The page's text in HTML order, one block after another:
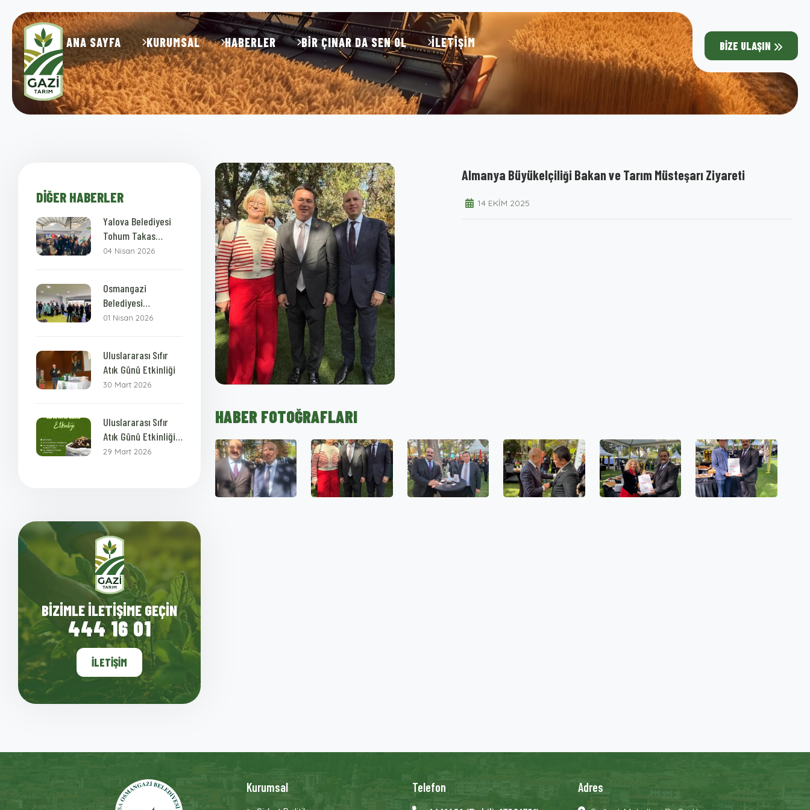
ANA SAYFA KURUMSAL HABERLER BIR ÇINAR DA SEN OL İLETIŞIM BIZE ULAŞIN
DIĞER HABERLER
Yalova Belediyesi
Tohum Takas
Şenliği
04 Nisan 2026
Osmangazi
Belediyesi
Personellerine
01 Nisan 2026
Uluslararası Sıfır
Atık Günü Etkinliği
30 Mart 2026
Uluslararası Sıfır
Atık Günü Etkinliği
Daveti
29 Mart 2026
BIZIMLE İLETIŞIME GEÇIN
444 16 01
İLETIŞIM
Almanya Büyükelçiliği Bakan ve Tarım Müsteşarı Ziyareti
14 EKIM 2025
HABER FOTOĞRAFLARI
Kurumsal Telefon Adres